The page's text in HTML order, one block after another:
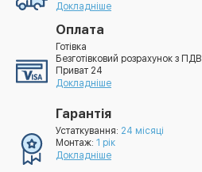
Докладніше
Оплата
Готівка
Безготівковий розрахунок з ПДВ
Приват 24
Докладніше
Гарантія
Устаткування: 24 місяці
Монтаж: 1 рік
Докладніше